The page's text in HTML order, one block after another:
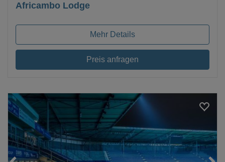
Africambo Lodge
Mehr Details
Preis anfragen
Loading...